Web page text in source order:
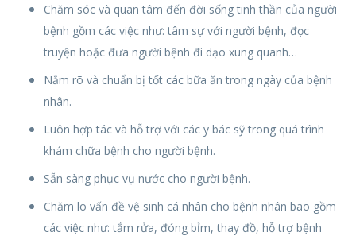
Chăm sóc và quan tâm đến đời sống tinh thần của người
bệnh gồm các việc như: tâm sự với người bệnh, đọc
truyện hoặc đưa người bệnh đi dạo xung quanh…
Nắm rõ và chuẩn bị tốt các bữa ăn trong ngày của bệnh
nhân.
Luôn hợp tác và hỗ trợ với các y bác sỹ trong quá trình
khám chữa bệnh cho người bệnh.
Sẵn sàng phục vụ nước cho người bệnh.
Chăm lo vấn đề vệ sinh cá nhân cho bệnh nhân bao gồm
các việc như: tắm rửa, đóng bỉm, thay đồ, hỗ trợ bệnh